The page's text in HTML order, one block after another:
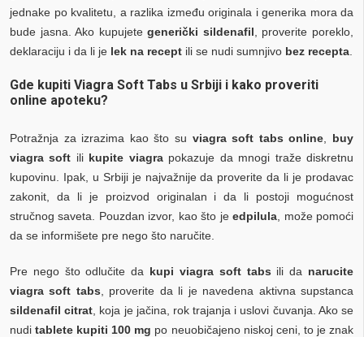
jednake po kvalitetu, a razlika između originala i generika mora da
bude jasna. Ako kupujetegenerički sildenafil , proverite poreklo,
deklaraciju i da li je lek na recept ili se nudi sumnjivo bez recepta
Gde kupiti Viagra Soft Tabs u Srbiji i kako proveriti
online apoteku?
Potražnja za izrazima kao što su viagra soft tabs online
buy
viagra soft ili kupite viagrapokazuje da mnogi traže diskretnu
kupovinu. Ipak, u Srbiji je najvažnije da proverite da li je prodavac
zakonit, da li je proizvod originalan i da li postoji mogućnost
stručnog saveta. Pouzdan izvor, kao što jeedpilula , može pomoći
da se informišete pre nego što naručite.
Pre nego što odlučite da kupi viagra soft tabs ili da narucite
viagra soft tabs , proverite da li je navedena aktivna supstanca
sildenafil citrat , koja je jačina, rok trajanja i uslovi čuvanja. Ako se
nuditablete kupiti 100 mg po neuobičajeno niskoj ceni, to je znak